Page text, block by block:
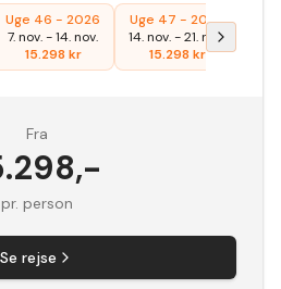
Uge 46 - 2026
7. nov.-14. nov.
15.298 kr
Uge 47 - 2026
14. nov.-21. nov.
15.298 kr
Fra
,-
pr. person
Se rejse